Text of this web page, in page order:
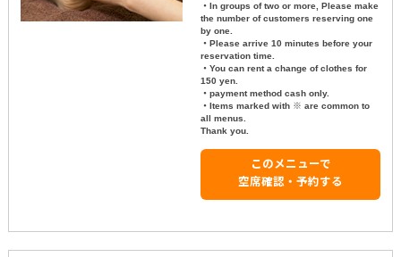
・In groups of two or more, Please make
the number of customers reserving one
by one.
・Please arrive 10 minutes before your
reservation time.
・You can rent a change of clothes for
150 yen.
・payment method cash only.
・Items marked with ※ are common to
all menus.
Thank you.
このメニューで
空席確認・予約する